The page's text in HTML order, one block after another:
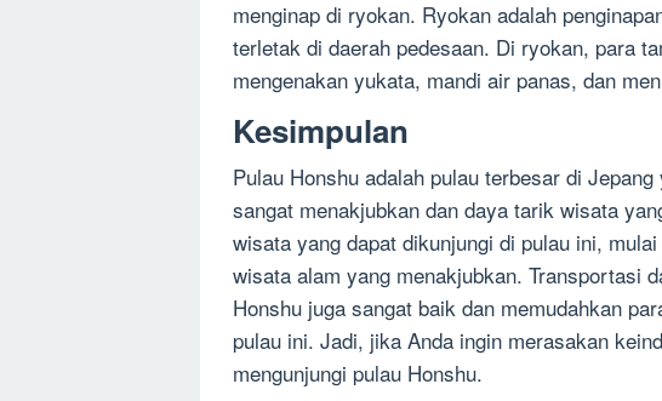
menginap di ryokan. Ryokan adalah
terletak di daerah pedesaan. Di ryokan, para
mengenakan yukata, mandi air panas, dan
Kesimpulan
Pulau Honshu adalah pulau terbesar di
sangat menakjubkan dan daya tarik wisata
wisata yang dapat dikunjungi di pulau ini,
wisata alam yang menakjubkan. Transportasi
Honshu juga sangat baik dan memudahkan
pulau ini. Jadi, jika Anda ingin merasakan
mengunjungi pulau Honshu.